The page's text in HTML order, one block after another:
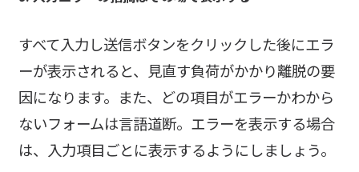
すべて入力し送信ボタンをクリックした後にエラ
ーが表示されると、見直す負荷がかかり離脱の要
因になります。また、どの項目がエラーかわから
ないフォームは言語道断。エラーを表示する場合
は、入力項目ごとに表示するようにしましょう。